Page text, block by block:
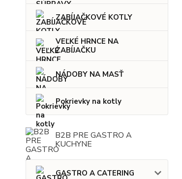
ZABÍJAČKOVÉ KOTLY
VEĽKÉ HRNCE NA
ZABÍJAČKU
NÁDOBY NA MASŤ
Pokrievky na kotly
B2B PRE GASTRO A
KUCHYNE
GASTRO A CATERING